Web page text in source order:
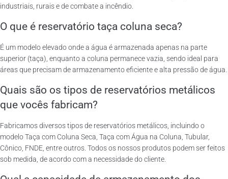
industriais, rurais e de combate a incêndio.
O que é reservatório taça coluna seca?
É um modelo elevado onde a água é armazenada apenas na parte
superior (taça), enquanto a coluna permanece vazia, sendo ideal para
áreas que precisam de armazenamento eficiente e alta pressão de água.
Quais são os tipos de reservatórios metálicos
que vocês fabricam?
Fabricamos diversos tipos de reservatórios metálicos, incluindo o
modelo Taça com Coluna Seca, Taça com Água na Coluna, Tubular,
Cônico, FNDE, entre outros. Todos os nossos produtos podem ser feitos
sob medida, de acordo com a necessidade do cliente.